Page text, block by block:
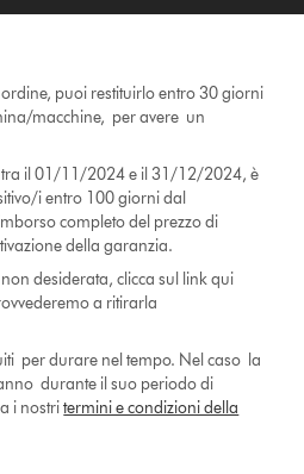
puoi restituirlo entro 30 giorni
macchine, per avere un
tra il 01/11/2024 e il 31/12/2024, è
i entro 100 giorni dal
completo del prezzo di
della garanzia.
desiderata, clicca sul link qui
a ritirarla
per durare nel tempo. Nel caso la
durante il suo periodo di
i nostritermini e condizioni della